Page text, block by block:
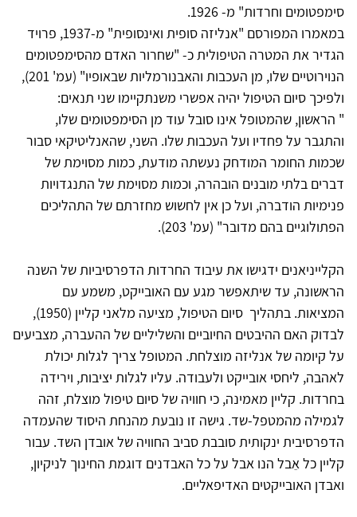
סימפטומים וחרדות" מ- 1926.
במאמרו המפורסם "אנליזה סופית ואינסופית" מ-1937, פרויד
הגדיר את המטרה הטיפולית כ- "שחרור האדם מהסימפטומים
הנוירוטיים שלו, מן העכבות והאבנורמליות שבאופיו" (עמ' 201),
ולפיכך סיום הטיפול יהיה אפשרי משנתקיימו שני תנאים:
" הראשון, שהמטופל אינו סובל עוד מן הסימפטומים שלו,
והתגבר על פחדיו ועל העכבות שלו. השני, שהאנליטיקאי סבור
שכמות החומר המודחק נעשתה מודעת, כמות מסוימת של
דברים בלתי מובנים הובהרה, וכמות מסוימת של התנגדויות
פנימיות הודברה, ועל כן אין לחשוש מחזרתם של התהליכים
הפתולוגיים בהם מדובר" (עמ' 203).
הקלייניאנים ידגישו את עיבוד החרדות הדפרסיביות של השנה
הראשונה, עד שיתאפשר מגע עם האובייקט, משמע עם
המציאות. בתהליך סיום הטיפול, מציעה מלאני קליין (1950),
לבדוק האם ההיבטים החיוביים והשליליים של ההעברה, מצביעים
על קיומה של אנליזה מוצלחת. המטופל צריך לגלות יכולת
לאהבה, ליחסי אובייקט ולעבודה. עליו לגלות יציבות, וירידה
בחרדות. קליין מאמינה, כי חוויה של סיום טיפול מוצלח, זהה
לגמילה מהמטפל-שד. גישה זו נובעת מהנחת היסוד שהעמדה
הדפרסיבית ינקותית סובבת סביב החוויה של אובדן השד. עבור
קליין כל אֵבל הנו אבל על כל האבדנים דוגמת החינוך לניקיון,
ואבדן האובייקטים האדיפאליים.